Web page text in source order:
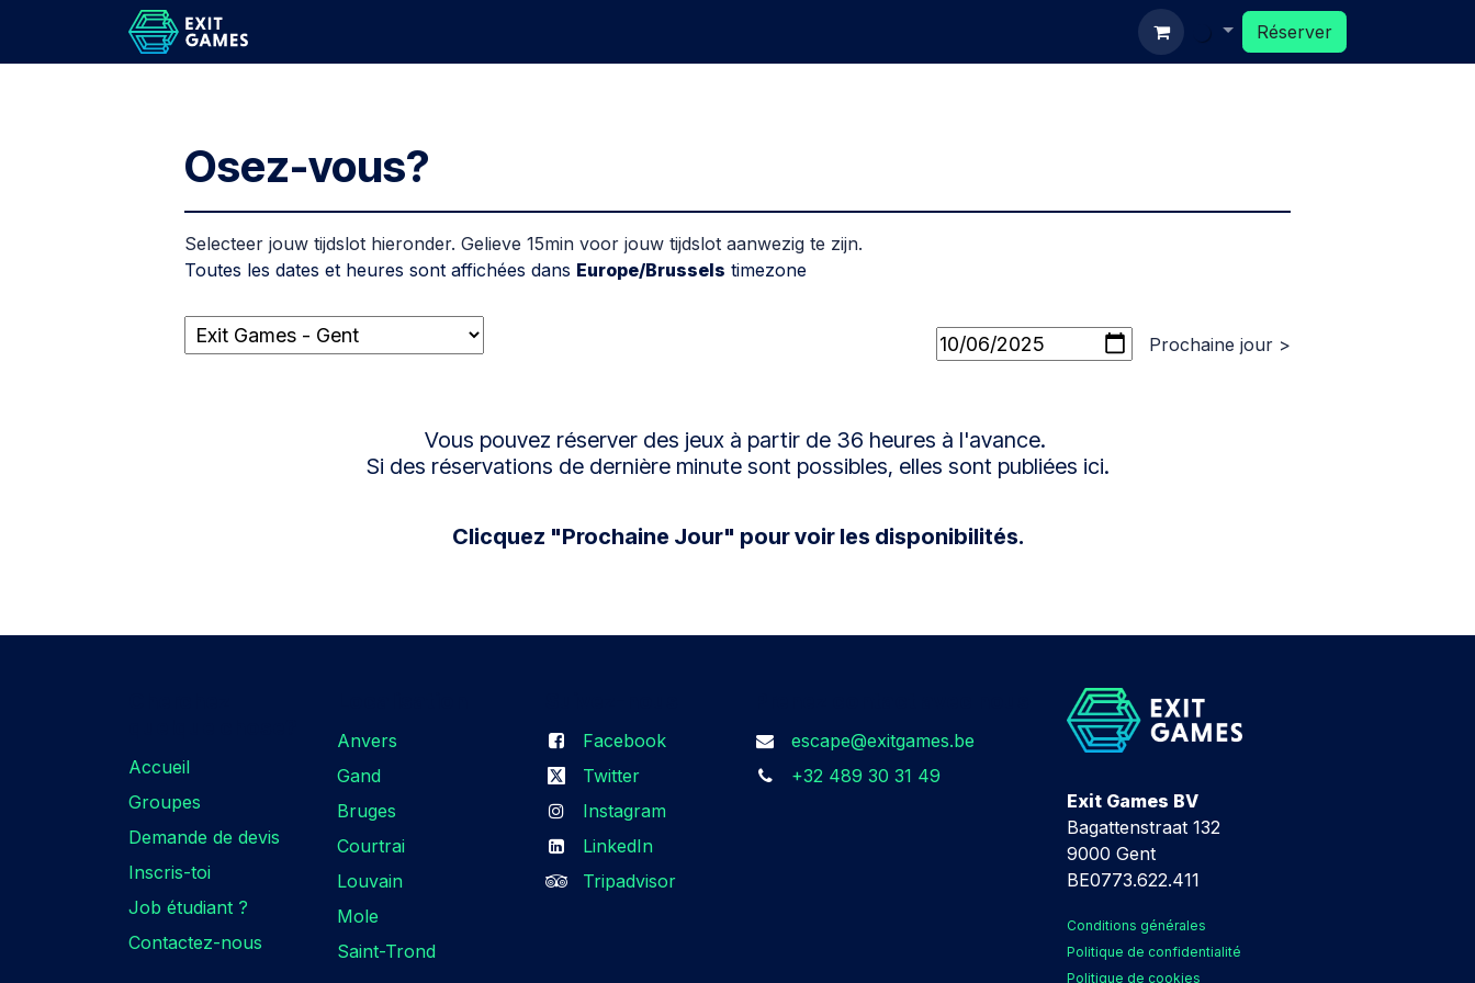
Se rendre au contenu
Réserver
Osez-vous?
Selecteer jouw tijdslot hieronder. Gelieve 15min voor jouw tijdslot aanwezig te zijn.
Toutes les dates et heures sont affichées dans Europe/Brussels timezone
Prochaine jour >
Vous pouvez réserver des jeux à partir de 36 heures à l'avance.
Si des réservations de dernière minute sont possibles, elles sont publiées ici.
Clicquez "Prochaine Jour" pour voir les disponibilités.
Accueil
Groupes
Demande de devis
Inscris-toi
Job étudiant ?
Contactez-nous
Anvers
Gand
Bruges
Courtrai
Louvain
Mole
Saint-Trond
Facebook
Twitter
Instagram
LinkedIn
Tripadvisor
escape@exitgames.be
+32 489 30 31 49
Exit Games BV
Bagattenstraat 132
9000 Gent
BE0773.622.411
Conditions générales
Politique de confidentialité
Politique de cookies